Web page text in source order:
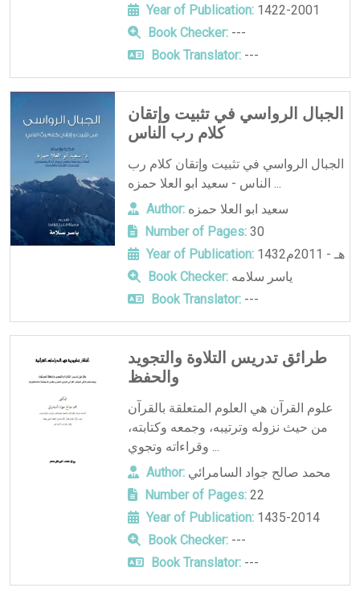
Year of Publication:1422-2001
Book Checker:---
Book Translator:---
الجبال الرواسي في تثبيت وإتقان
كلام رب الناس
الجبال الرواسي في تثبيت وإتقان كلام رب
الناس - سعيد ابو العلا حمزه ...
Author: سعيد ابو العلا حمزه
Number of Pages:30
Year of Publication:
1432هـ - 2011م
Book Checker: ياسر سلامه
Book Translator:---
طرائق تدريس التلاوة والتجويد
والحفظ
علوم القرآن هي العلوم المتعلقة بالقرآن
من حيث نزوله وترتيبه، وجمعه وكتابته،
وقراءاته وتجوي ...
Author: محمد صالح جواد السامرائي
Number of Pages:22
Year of Publication:1435-2014
Book Checker:---
Book Translator:---